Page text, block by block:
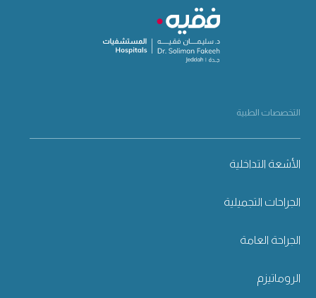
التخصصات الطبية
الأشعة التداخلية
الجراحات التجميلية
الجراحة العامة
الروماتيزم